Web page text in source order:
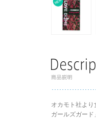
オカモト社よ
ガールズガード